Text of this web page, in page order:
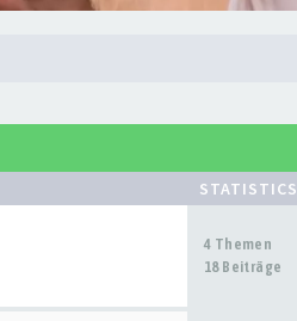
STATISTICS
4 Themen
18 Beiträge